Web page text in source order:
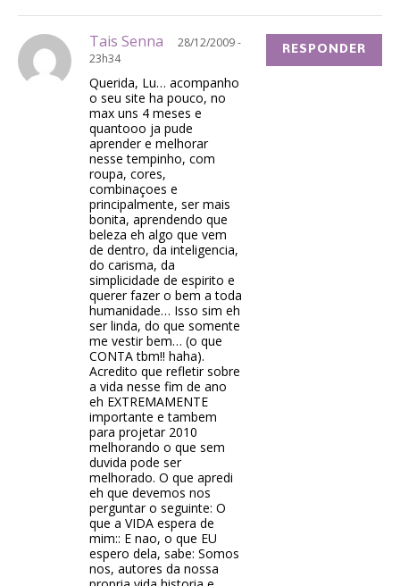
Tais Senna
28/12/2009 -
23h34
Querida, Lu… acompanho
o seu site ha pouco, no
max uns 4 meses e
quantooo ja pude
aprender e melhorar
nesse tempinho, com
roupa, cores,
combinaçoes e
principalmente, ser mais
bonita, aprendendo que
beleza eh algo que vem
de dentro, da inteligencia,
do carisma, da
simplicidade de espirito e
querer fazer o bem a toda
humanidade… Isso sim eh
ser linda, do que somente
me vestir bem… (o que
CONTA tbm!! haha).
Acredito que refletir sobre
a vida nesse fim de ano
eh EXTREMAMENTE
importante e tambem
para projetar 2010
melhorando o que sem
duvida pode ser
melhorado. O que apredi
eh que devemos nos
perguntar o seguinte: O
que a VIDA espera de
mim:: E nao, o que EU
espero dela, sabe: Somos
nos, autores da nossa
RESPONDER